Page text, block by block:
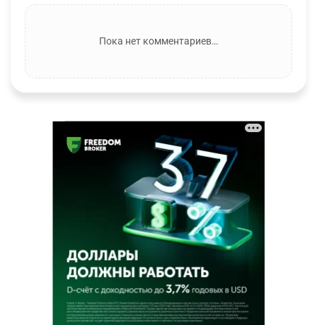
Пока нет комментариев…